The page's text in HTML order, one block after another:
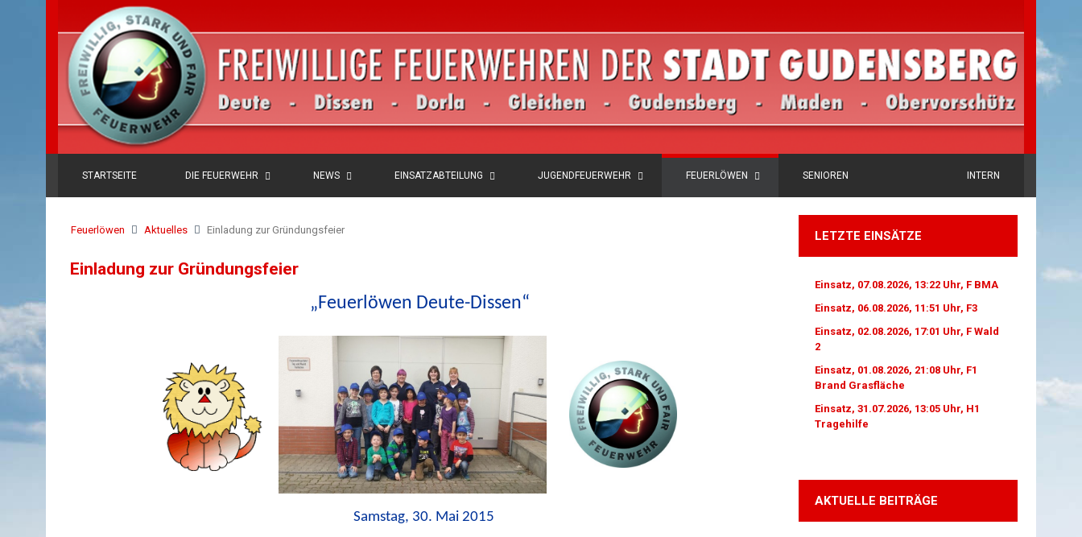
STARTSEITE DIE FEUERWEHR NEWS EINSATZABTEILUNG JUGENDFEUERWEHR FEUERLÖWEN SENIOREN INTERN
Feuerlöwen Aktuelles Einladung zur Gründungsfeier
Einladung zur Gründungsfeier
„Feuerlöwen Deute-Dissen“
Samstag, 30. Mai 2015
LETZTE EINSÄTZE
Einsatz, 07.08.2026, 13:22 Uhr, F BMA
Einsatz, 06.08.2026, 11:51 Uhr, F3
Einsatz, 02.08.2026, 17:01 Uhr, F Wald
2
Einsatz, 01.08.2026, 21:08 Uhr, F1
Brand Grasfläche
Einsatz, 31.07.2026, 13:05 Uhr, H1
Tragehilfe
AKTUELLE BEITRÄGE